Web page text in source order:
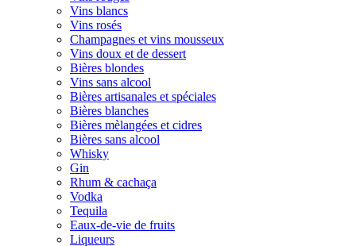
Vins blancs
Vins rosés
Champagnes et vins mousseux
Vins doux et de dessert
Bières blondes
Vins sans alcool
Bières artisanales et spéciales
Bières blanches
Bières mèlangées et cidres
Bières sans alcool
Whisky
Gin
Rhum & cachaça
Vodka
Tequila
Eaux-de-vie de fruits
Liqueurs